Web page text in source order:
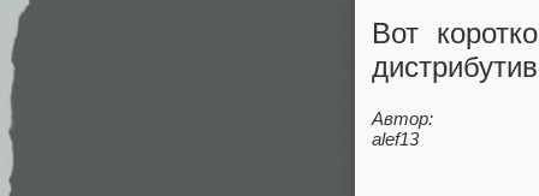
Вот
Автор:
alef13